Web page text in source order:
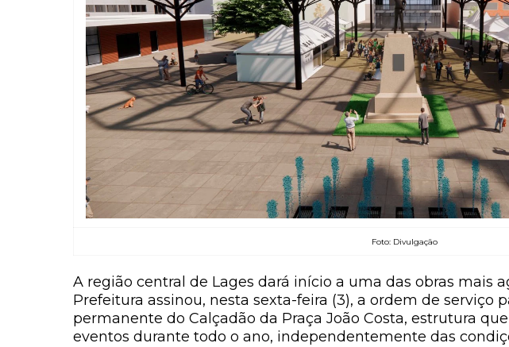
Foto: Divulgação
A região central de Lages dará início a uma das obras mais
Prefeitura assinou, nesta sexta-feira (3), a ordem de serviço
permanente do Calçadão da Praça João Costa, estrutura
eventos durante todo o ano, independentemente das